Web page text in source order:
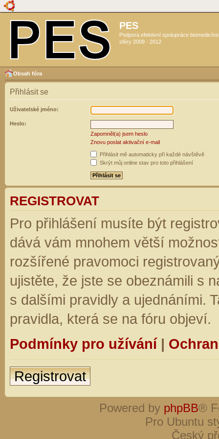
PES
Podpora efektivní spolupráce
sféry 2009 - 2012
Obsah fóra
Přihlásit se
Uživatelské jméno:
Heslo:
Zapomněl(a) jsem heslo
Znovu poslat aktivační e-mail
Přihlásit mě automaticky při každé návštěvě
Skrýt můj online stav pro toto přihlášení
REGISTROVAT
Pro přihlášení musíte být
dává vám mnohem větší
rozšířené pravomoci
ujistěte, že jste se obeznámili s
s dalšími pravidly a ujednáními.
pravidla, která se na fóru objeví.
Podmínky pro užívání|
Registrovat
Powered by phpBB®
Pro Ubuntu
Český